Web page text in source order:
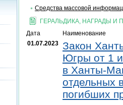
Средства массовой
ГЕРАЛЬДИКА, НАГРАДЫ И
Дата
Наименование
01.07.2023
Закон
Югры от 1
в Ханты-
отдельных
погибших